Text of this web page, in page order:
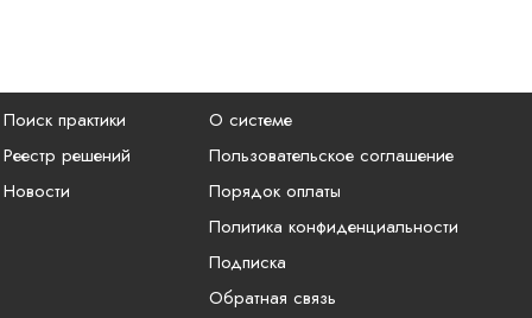
Поиск практики
Реестр решений
Новости
О системе
Пользовательское соглашение
Порядок оплаты
Политика конфиденциальности
Подписка
Обратная связь